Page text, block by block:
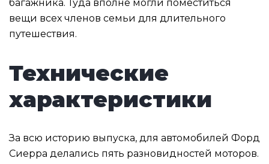
багажника. Туда вполне могли поместиться
вещи всех членов семьи для длительного
путешествия.
Технические
характеристики
За всю историю выпуска, для автомобилей Форд
Сиерра делались пять разновидностей моторов.